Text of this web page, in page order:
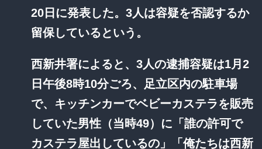
20日に発表した。3人は容疑を否認するか
留保しているという。
西新井署によると、3人の逮捕容疑は1月2
日午後8時10分ごろ、足立区内の駐車場
で、キッチンカーでベビーカステラを販売
していた男性（当時49）に「誰の許可で
カステラ屋出しているの」「俺たちは西新